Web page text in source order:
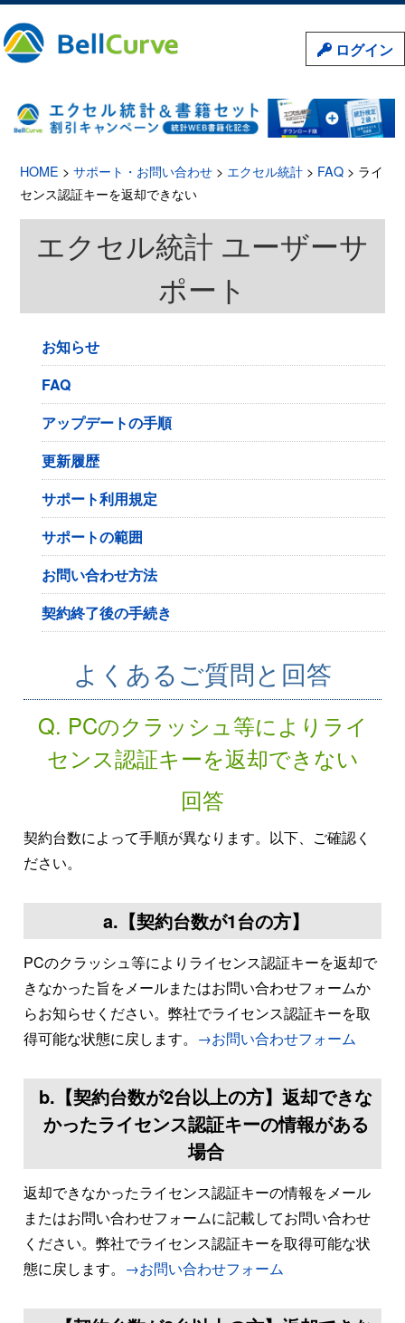
ログイン
HOME >サポート・お問い合わせ > エクセル統計 > FAQ > ライ
センス認証キーを返却できない
エクセル統計 ユーザーサ
ポート
お知らせ
FAQ
アップデートの手順
更新履歴
サポート利用規定
サポートの範囲
お問い合わせ方法
契約終了後の手続き
よくあるご質問と回答
Q. PCのクラッシュ等によりライ
センス認証キーを返却できない
回答
契約台数によって手順が異なります。以下、ご確認く
ださい。
a.【契約台数が1台の方】
PCのクラッシュ等によりライセンス認証キーを返却で
きなかった旨をメールまたはお問い合わせフォームか
らお知らせください。弊社でライセンス認証キーを取
得可能な状態に戻します。 →お問い合わせフォーム
b.【契約台数が2台以上の方】返却できな
かったライセンス認証キーの情報がある
場合
返却できなかったライセンス認証キーの情報をメール
またはお問い合わせフォームに記載してお問い合わせ
ください。弊社でライセンス認証キーを取得可能な状
態に戻します。 →お問い合わせフォーム